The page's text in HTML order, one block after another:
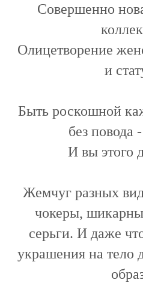
Совершенно
Олицетворение
и
Быть роскошной
без повода
И вы этого
Жемчуг разных
чокеры,
серьги. И даже
украшения на тело